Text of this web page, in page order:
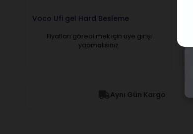
Voco Ufi gel Hard Besleme
Fiyatları görebilmek için üye girişi
yapmalısınız.
Aynı Gün Kargo